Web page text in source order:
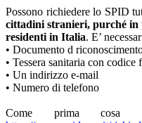
Possono richiedere lo SPID
cittadini stranieri, purché in
residenti in Italia. E’
• Documento d
• Tessera sanitaria con codice
• Un indirizzo e-mail
• Numero di telefono
Come prima cosa